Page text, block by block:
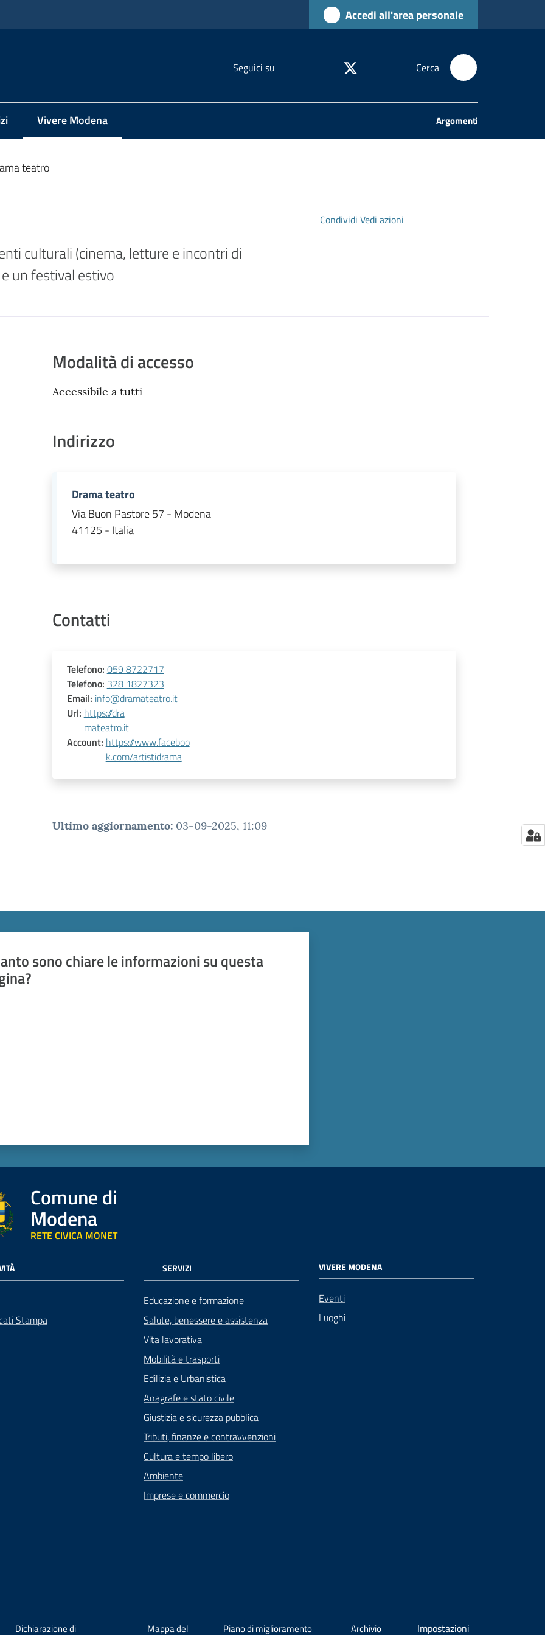
Accedi all'area personale
Seguici su Cerca
Vivere Modena
Menu selezionato Argomenti
teatro
culturali (cinema, letture e incontri di
un festival estivo
Condividi Vedi azioni
Modalità di accesso
Accessibile a tutti
Indirizzo
Drama teatro
Via Buon Pastore 57 - Modena
41125 - Italia
Contatti
Telefono: 059 8722717
Telefono: 328 1827323
Email: info@dramateatro.it
Url: https://dra
mateatro.it
Account: https://www.faceboo
k.com/artistidrama
Ultimo aggiornamento: 03-09-2025, 11:09
sono chiare le informazioni su questa
Comune di
Modena
RETE CIVICA MONET
Stampa
SERVIZI
Educazione e formazione
Salute, benessere e assistenza
Vita lavorativa
Mobilità e trasporti
Edilizia e Urbanistica
Anagrafe e stato civile
Giustizia e sicurezza pubblica
Tributi, finanze e contravvenzioni
Cultura e tempo libero
Ambiente
Imprese e commercio
VIVERE MODENA
Eventi
Luoghi
Dichiarazione di Mappa del Piano di miglioramento Archivio Impostazioni